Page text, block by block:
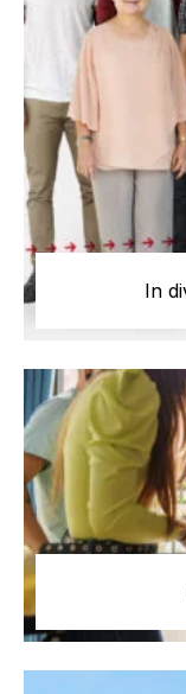
In